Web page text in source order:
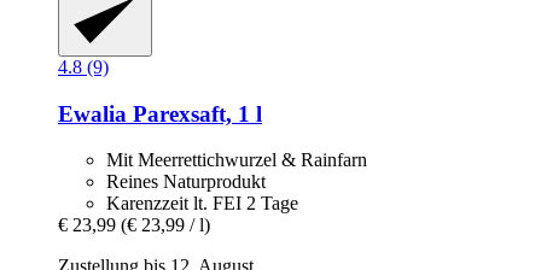
4.8 (9)
Ewalia Parexsaft, 1 l
Mit Meerrettichwurzel & Rainfarn
Reines Naturprodukt
Karenzzeit lt. FEI 2 Tage
€ 23,99 (€ 23,99 / l)